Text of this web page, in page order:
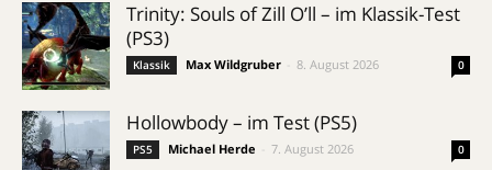
Trinity: Souls of Zill O’ll – im Klassik-Test
(PS3)
Klassik Max Wildgruber 8. August 2026 0
Hollowbody – im Test (PS5)
PS5 Michael Herde 7. August 2026 0